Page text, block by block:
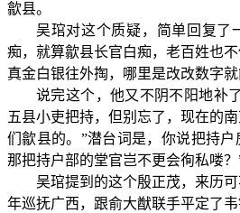
歙县。
吴琯对这个质疑，简单回复了
痴，就算歙县长官白痴，老百姓也
真金白银往外掏，哪里是改改数字就
说完这个，他又不阴不阳地补
五县小吏把持，但别忘了，现在的
们歙县的。”潜台词是，你说把持户
那把持户部的堂官岂不更会徇私喽？
吴琯提到的这个殷正茂，来历
年巡抚广西，跟俞大猷联手平定了